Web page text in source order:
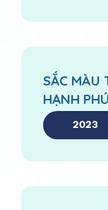
SẮC MÀU
HẠNH
2023